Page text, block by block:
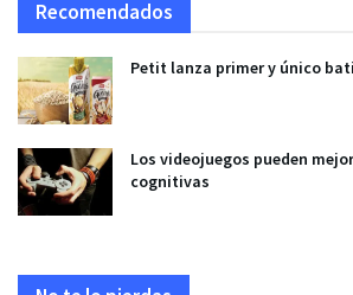
Recomendados
Petit lanza primer y único
Los videojuegos pueden
cognitivas